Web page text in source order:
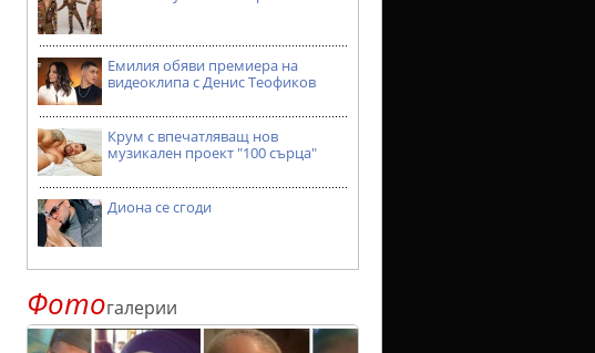
Емилия обяви премиера на
видеоклипа с Денис Теофиков
Крум с впечатляващ нов
музикален проект "100 сърца"
Диона се сгоди
Фотогалерии